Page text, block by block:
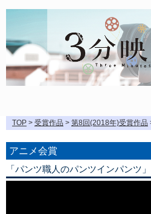
TOP > 受賞作品 > 第8回(2018年)受賞作品
アニメ会賞
「パンツ職人のパンツインパンツ」